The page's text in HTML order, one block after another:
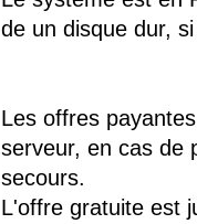
de un disque dur,
Les offres
serveur, en cas de
secours.
L'offre gratuite est